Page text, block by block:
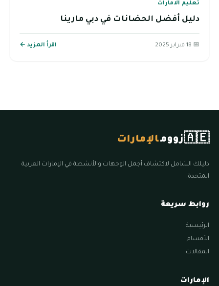
تعليم الامارات
دليل أفضل الحضانات في دبي مارينا
📅 18 فبراير 2025 اقرأ المزيد ←
🇦🇪زوومالإمارات
دليلك الشامل لاكتشاف أجمل الوجهات والأنشطة في الإمارات العربية
المتحدة.
روابط سريعة
الرئيسية
الأقسام
المقالات
الإمارات